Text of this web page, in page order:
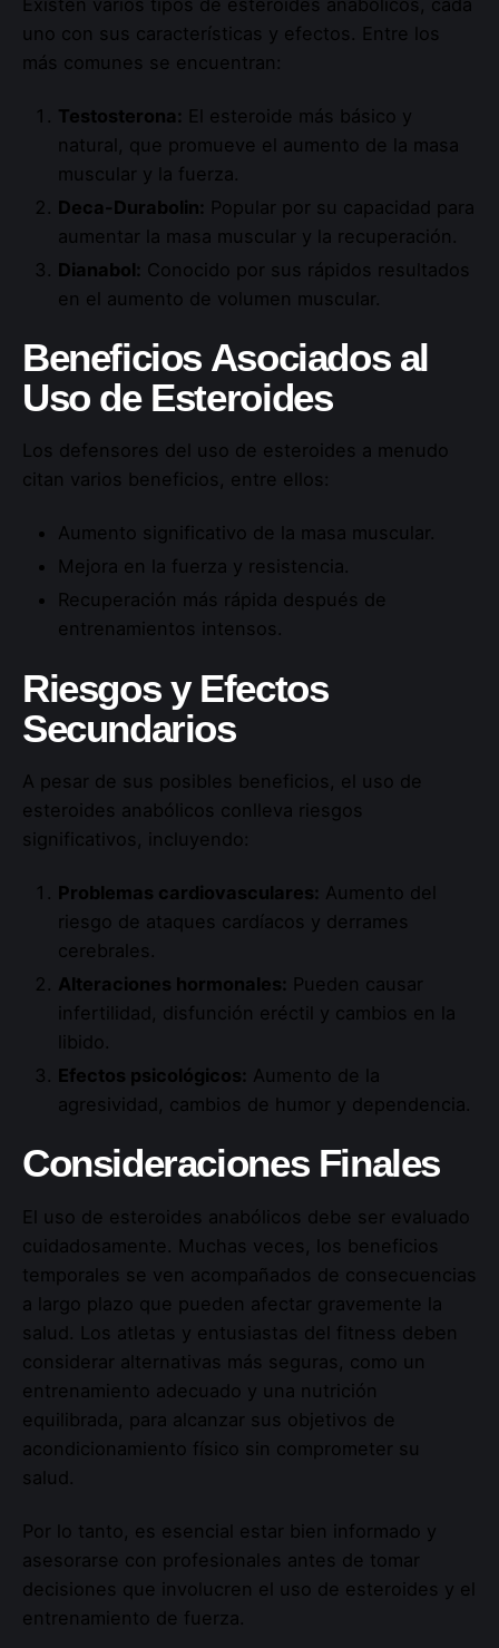
uno con sus características y efectos. Entre los
más comunes se encuentran:
Testosterona: El esteroide más básico y
natural, que promueve el aumento de la masa
muscular y la fuerza.
Deca-Durabolin: Popular por su capacidad para
aumentar la masa muscular y la recuperación.
Dianabol: Conocido por sus rápidos resultados
en el aumento de volumen muscular.
Beneficios Asociados al
Uso de Esteroides
Los defensores del uso de esteroides a menudo
citan varios beneficios, entre ellos:
Aumento significativo de la masa muscular.
Mejora en la fuerza y resistencia.
Recuperación más rápida después de
entrenamientos intensos.
Riesgos y Efectos
Secundarios
A pesar de sus posibles beneficios, el uso de
esteroides anabólicos conlleva riesgos
significativos, incluyendo:
Problemas cardiovasculares: Aumento del
riesgo de ataques cardíacos y derrames
cerebrales.
Alteraciones hormonales: Pueden causar
infertilidad, disfunción eréctil y cambios en la
libido.
Efectos psicológicos: Aumento de la
agresividad, cambios de humor y dependencia.
Consideraciones Finales
El uso de esteroides anabólicos debe ser evaluado
cuidadosamente. Muchas veces, los beneficios
temporales se ven acompañados de consecuencias
a largo plazo que pueden afectar gravemente la
salud. Los atletas y entusiastas del fitness deben
considerar alternativas más seguras, como un
entrenamiento adecuado y una nutrición
equilibrada, para alcanzar sus objetivos de
acondicionamiento físico sin comprometer su
salud.
Por lo tanto, es esencial estar bien informado y
asesorarse con profesionales antes de tomar
decisiones que involucren el uso de esteroides y el
entrenamiento de fuerza.